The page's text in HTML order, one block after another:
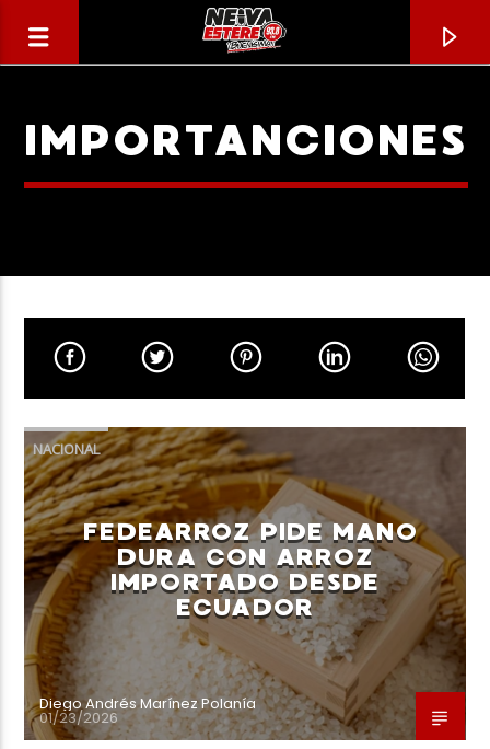
TÍTULO
ARTISTA
Neiva Estereo
IMPORTANCIONES
NACIONAL
FEDEARROZ PIDE MANO
DURA CON ARROZ
IMPORTADO DESDE
ECUADOR
Diego Andrés Marínez Polanía
01/23/2026